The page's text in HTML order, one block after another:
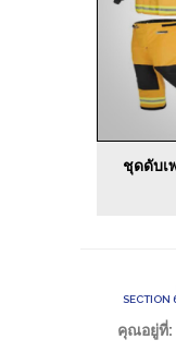
ชุดดับเ
SECTION
คุณอยู่ที่: